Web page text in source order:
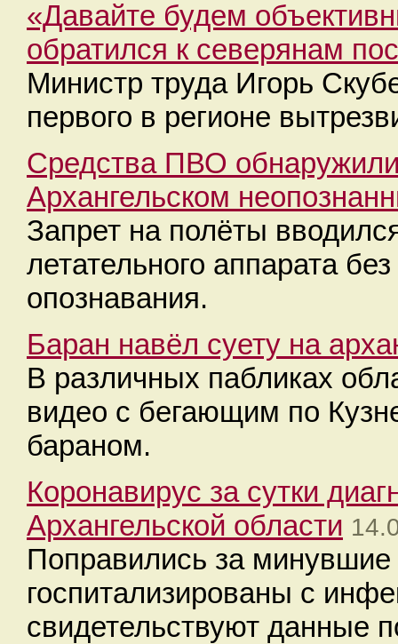
«Давайте будем
обратился к северянам
Министр труда Игорь
первого в регионе
Средства ПВО
Архангельском
Запрет на полёты
летательного аппарата
опознавания.
Баран навёл суету на
В различных пабликах
видео с бегающим по
бараном.
Коронавирус за сутки
Архангельской области
Поправились за минувшие
госпитализированы с
свидетельствуют данные